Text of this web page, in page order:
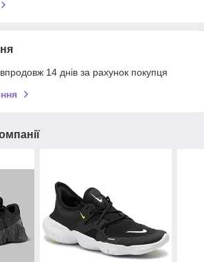
14 днів за рахунок покупця